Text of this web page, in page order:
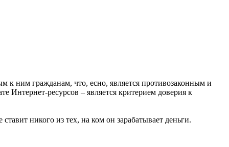
к ним гражданам, что, есно, является противозаконным и
Интернет-ресурсов – является критерием доверия к
никого из тех, на ком он зарабатывает деньги.